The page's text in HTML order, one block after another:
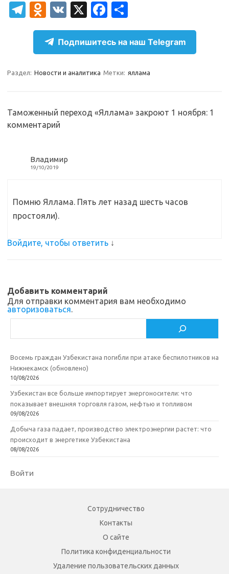
T
el
gr
a
O
d
n
o
kl
sn
ik
V
K
X
Fa
c
e
b
o
k
т
п
р
а
и
Подпишитесь на наш Telegram
Раздел: Новости и аналитика Метки: яллама
Таможенный переход «Яллама» закроют 1 ноября: 1
комментарий
Владимир
19/10/2019
Помню Яллама. Пять лет назад шесть часов
простояли).
Войдите, чтобы ответить ↓
Добавить комментарий
Для отправки комментария вам необходимо
авторизоваться.
Восемь граждан Узбекистана погибли при атаке беспилотников на
Нижнекамск (обновлено)
10/08/2026
Узбекистан все больше импортирует энергоносители: что
показывает внешняя торговля газом, нефтью и топливом
09/08/2026
Добыча газа падает, производство электроэнергии растет: что
происходит в энергетике Узбекистана
08/08/2026
Войти
Сотрудничество
Контакты
О сайте
Политика конфиденциальности
Удаление пользовательских данных